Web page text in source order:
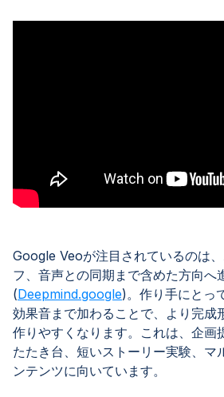
Google Veoが注目されているのは
フ、音声との同期まで含めた方向へ
(Deepmind.google)。作り手にとっ
効果音まで加わることで、より完成
作りやすくなります。これは、企画
たたき台、短いストーリー実験、マ
ンテンツに向いています。